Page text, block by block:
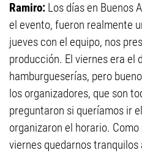
Ramiro: Los días en Buenos
el evento, fueron realmente
jueves con el equipo, nos
producción. El viernes era el
hamburgueserías, pero
los organizadores, que son
preguntaron si queríamos ir
organizaron el horario.
viernes quedarnos